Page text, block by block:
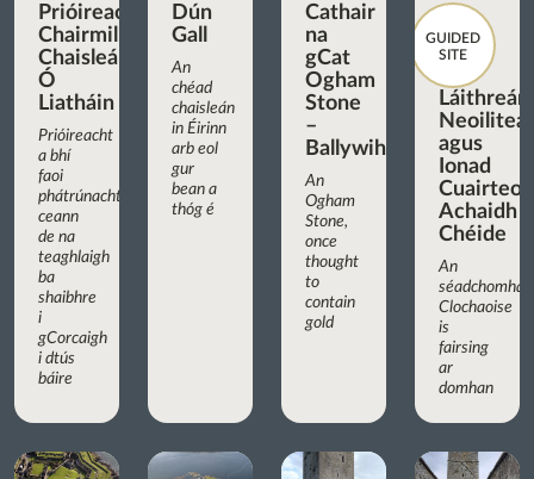
Prióireacht
Chairmilíteach
Chaisleán
Ó
Liatháin
Prióireacht
a bhí
faoi
phátrúnacht
ceann
de na
teaghlaigh
ba
shaibhre
i
gCorcaigh
i dtús
báire
Dún
Gall
An
chéad
chaisleán
in Éirinn
arb eol
gur
bean a
thóg é
Cathair
na
gCat
Ogham
Stone
–
Ballywiheen
An
Ogham
Stone,
once
thought
to
contain
gold
GUIDED
SITE
Láithreán
agus
Ionad
Achaidh
Chéide
An
Clochaoise
is
fairsing
ar
domhan